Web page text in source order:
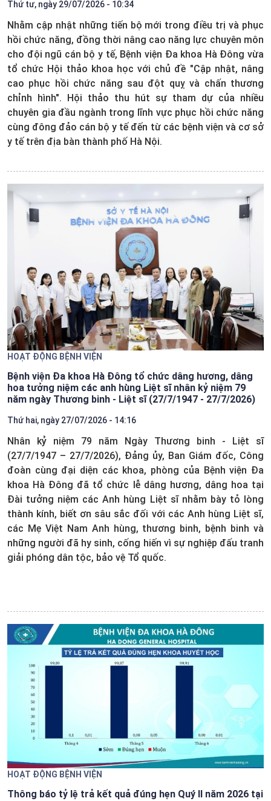
Thứ tư, ngày 29/07/2026 - 10:34
Nhằm cập nhật những tiến bộ mới trong điều trị và phục
hồi chức năng, đồng thời nâng cao năng lực chuyên môn
cho đội ngũ cán bộ y tế, Bệnh viện Đa khoa Hà Đông vừa
tổ chức Hội thảo khoa học với chủ đề "Cập nhật, nâng
cao phục hồi chức năng sau đột quỵ và chấn thương
chỉnh hình". Hội thảo thu hút sự tham dự của nhiều
chuyên gia đầu ngành trong lĩnh vực phục hồi chức năng
cùng đông đảo cán bộ y tế đến từ các bệnh viện và cơ sở
y tế trên địa bàn thành phố Hà Nội.
HOẠT ĐỘNG BỆNH VIỆN
Bệnh viện Đa khoa Hà Đông tổ chức dâng hương, dâng
hoa tưởng niệm các anh hùng Liệt sĩ nhân kỷ niệm 79
năm ngày Thương binh - Liệt sĩ (27/7/1947 - 27/7/2026)
Thứ hai, ngày 27/07/2026 - 14:16
Nhân kỷ niệm 79 năm Ngày Thương binh - Liệt sĩ
(27/7/1947 – 27/7/2026), Đảng ủy, Ban Giám đốc, Công
đoàn cùng đại diện các khoa, phòng của Bệnh viện Đa
khoa Hà Đông đã tổ chức lễ dâng hương, dâng hoa tại
Đài tưởng niệm các Anh hùng Liệt sĩ nhằm bày tỏ lòng
thành kính, biết ơn sâu sắc đối với các Anh hùng Liệt sĩ,
các Mẹ Việt Nam Anh hùng, thương binh, bệnh binh và
những người đã hy sinh, cống hiến vì sự nghiệp đấu tranh
giải phóng dân tộc, bảo vệ Tổ quốc.
HOẠT ĐỘNG BỆNH VIỆN
Thông báo tỷ lệ trả kết quả đúng hẹn Quý II năm 2026 tại